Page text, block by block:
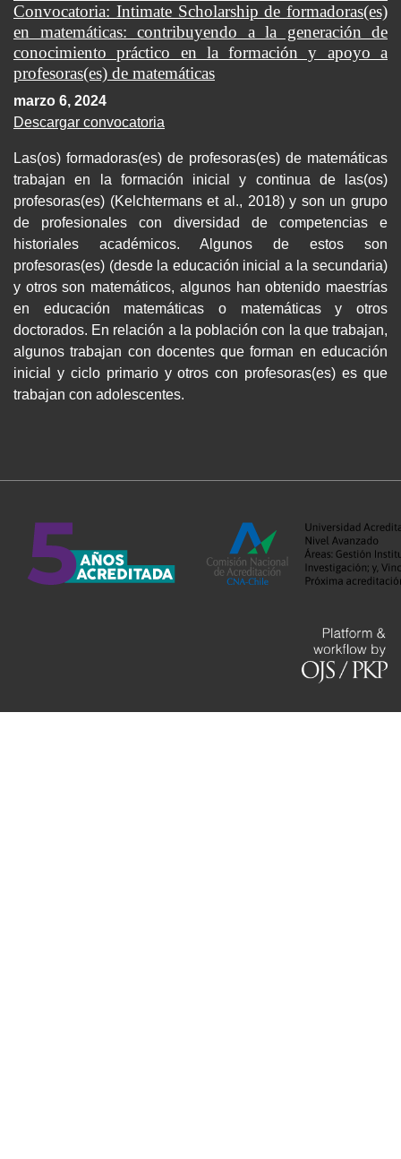
Convocatoria: Intimate Scholarship de formadoras(es)
en matemáticas: contribuyendo a la generación de
conocimiento práctico en la formación y apoyo a
profesoras(es) de matemáticas
marzo 6, 2024
Descargar convocatoria
Las(os) formadoras(es) de profesoras(es) de matemáticas
trabajan en la formación inicial y continua de las(os)
profesoras(es) (Kelchtermans et al., 2018) y son un grupo
de profesionales con diversidad de competencias e
historiales académicos. Algunos de estos son
profesoras(es) (desde la educación inicial a la secundaria)
y otros son matemáticos, algunos han obtenido maestrías
en educación matemáticas o matemáticas y otros
doctorados. En relación a la población con la que trabajan,
algunos trabajan con docentes que forman en educación
inicial y ciclo primario y otros con profesoras(es) es que
trabajan con adolescentes.